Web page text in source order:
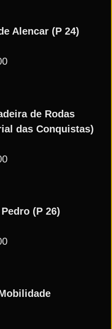
Alencar (P 24)
de Rodas
das Conquistas)
(P 26)